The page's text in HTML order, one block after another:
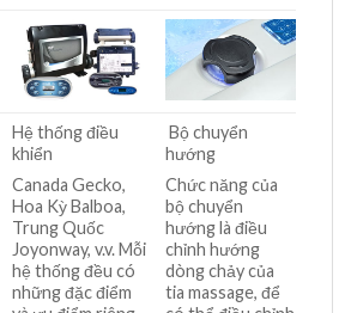
Hệ thống điều
khiển
Canada Gecko,
Hoa Kỳ Balboa,
Trung Quốc
Joyonway, v.v. Mỗi
hệ thống đều có
những đặc điểm
Bộ chuyển
hướng
Chức năng của
bộ chuyển
hướng là điều
chỉnh hướng
dòng chảy của
tia massage, để